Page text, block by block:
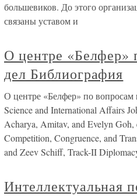
большевиков. До этого
связаны уставом и
О центре «Белфер»
дел Библиография
О центре «Белфер» по
Science and International Affairs
Acharya, Amitav, and Evelyn Goh,
Competition, Congruence, and
and Zeev Schiff, Track-II
Интеллектуальная